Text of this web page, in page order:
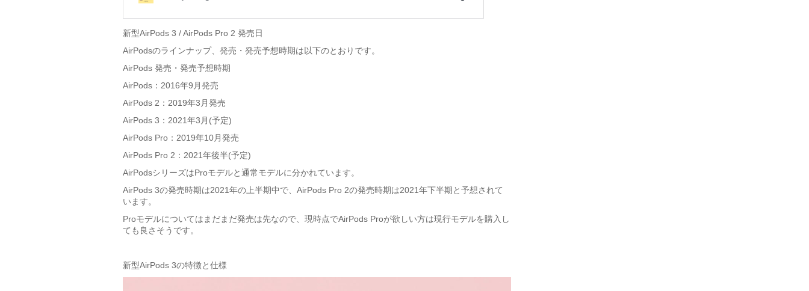
新型AirPods 3 / AirPods Pro 2 発売日
AirPodsのラインナップ、発売・発売予想時期は以下のとおりです。
AirPods 発売・発売予想時期
AirPods：2016年9月発売
AirPods 2：2019年3月発売
AirPods 3：2021年3月(予定)
AirPods Pro：2019年10月発売
AirPods Pro 2：2021年後半(予定)
AirPodsシリーズはProモデルと通常モデルに分かれています。
AirPods 3の発売時期は2021年の上半期中で、AirPods Pro 2の発売時期は2021年下半期と予想されて
います。
Proモデルについてはまだまだ発売は先なので、現時点でAirPods Proが欲しい方は現行モデルを購入し
ても良さそうです。
新型AirPods 3の特徴と仕様